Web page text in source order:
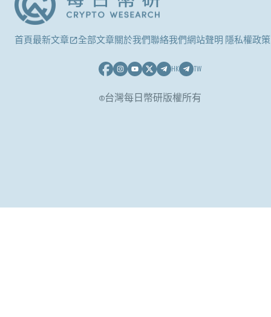
首頁最新文章 全部文章關於我們聯絡我們網站聲明 隱私權政策
HK TW
©台灣每日幣研版權所有